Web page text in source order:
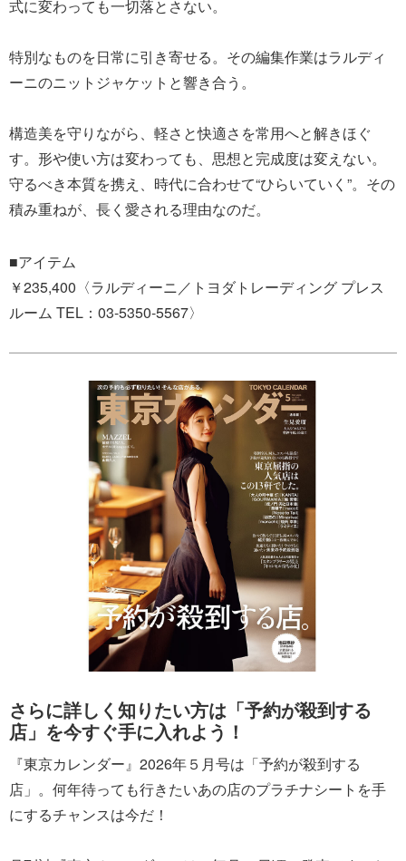
式に変わっても一切落とさない。
特別なものを日常に引き寄せる。その編集作業はラルディ
ーニのニットジャケットと響き合う。
構造美を守りながら、軽さと快適さを常用へと解きほぐ
す。形や使い方は変わっても、思想と完成度は変えない。
守るべき本質を携え、時代に合わせて“ひらいていく”。その
積み重ねが、長く愛される理由なのだ。
■アイテム
￥235,400〈ラルディーニ／トヨダトレーディング プレス
ルーム TEL：03-5350-5567〉
さらに詳しく知りたい方は「予約が殺到する
店」を今すぐ手に入れよう！
『東京カレンダー』2026年５月号は「予約が殺到する
店」。何年待っても行きたいあの店のプラチナシートを手
にするチャンスは今だ！